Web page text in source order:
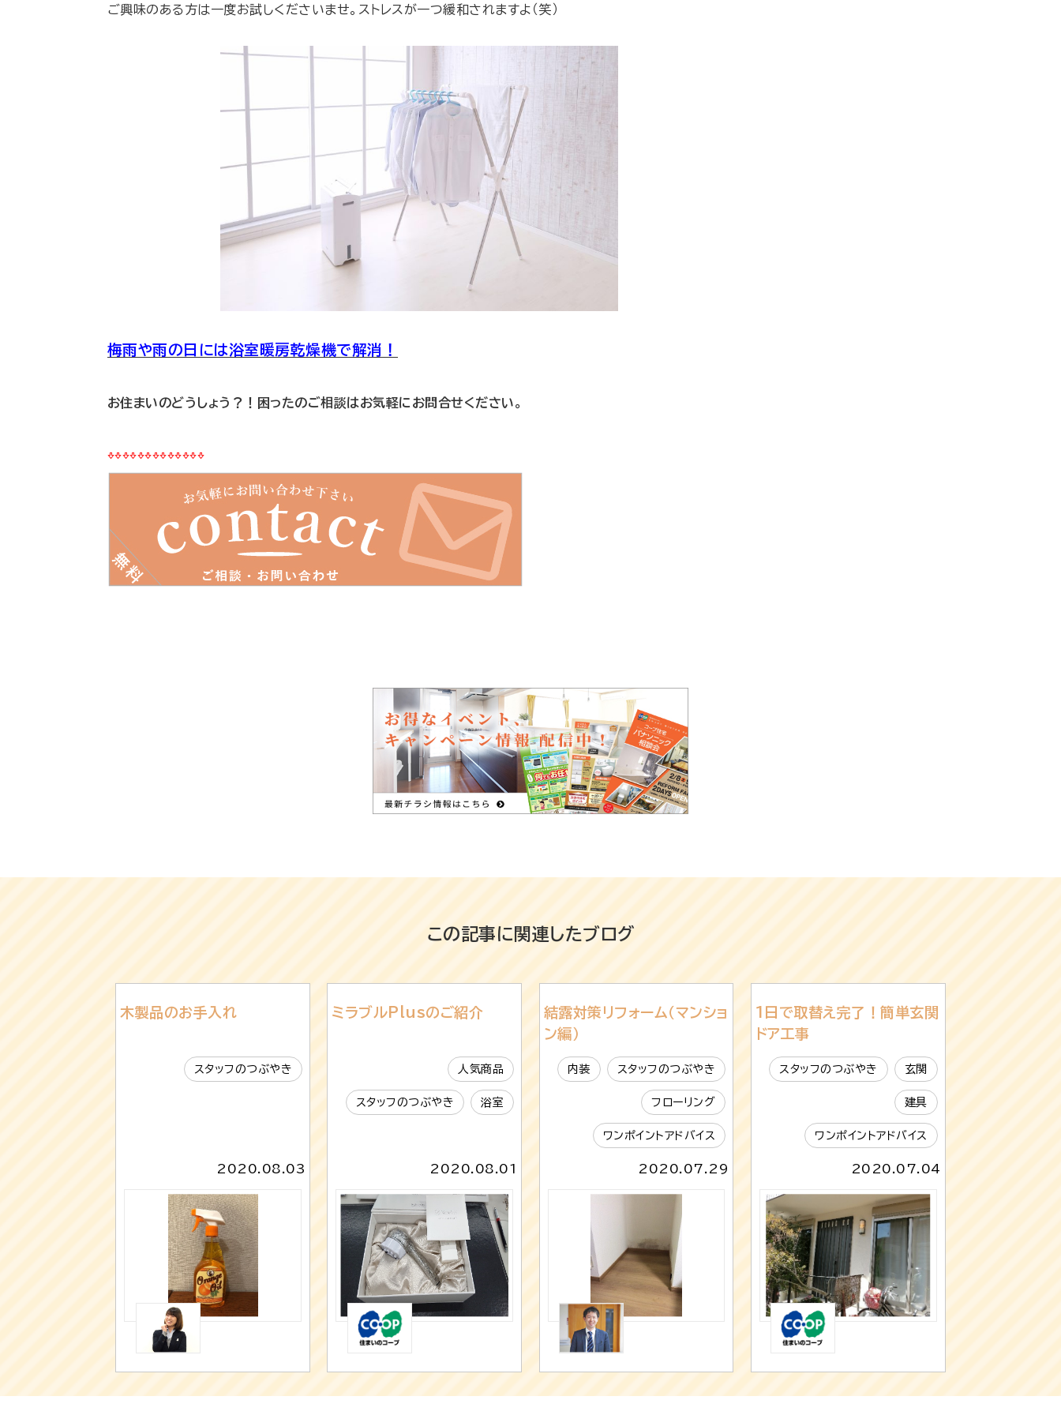
ご興味のある方は一度お試しくださいませ。ストレスが一つ緩和されますよ（笑）
梅雨や雨の日には浴室暖房乾燥機で解消！
お住まいのどうしょう？！困ったのご相談はお気軽にお問合せください。
⇩⇩⇩⇩⇩⇩⇩⇩⇩⇩⇩⇩⇩
この記事に関連したブログ
木製品のお手入れ
スタッフのつぶやき
2020.08.03
ミラブルPlusのご紹介
人気商品
スタッフのつぶやき 浴室
2020.08.01
結露対策リフォーム（マンショ
ン編）
内装 スタッフのつぶやき
フローリング
ワンポイントアドバイス
2020.07.29
1日で取替え完了！簡単玄関
ドア工事
スタッフのつぶやき 玄関
建具
ワンポイントアドバイス
2020.07.04